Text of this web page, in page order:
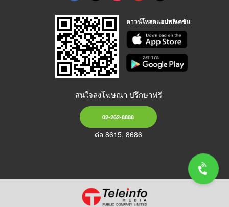
ดาวน์โหลดแอปพลิเคชัน
สนใจลงโฆษณา ปรึกษาฟรี
02-262-8888
ต่อ 8615, 8686